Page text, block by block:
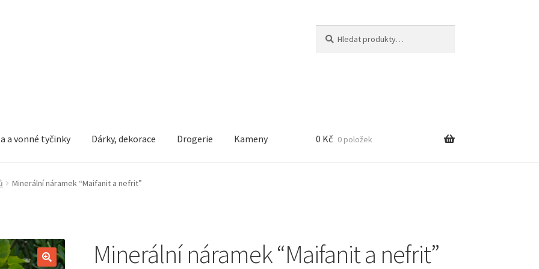
a vonné tyčinky Dárky, dekorace Drogerie Kameny
podmínky Ochrana osobních údajů
0 Kč 0 položek
Minerální náramek “Maifanit a nefrit”
Minerální náramek “Maifanit a nefrit”